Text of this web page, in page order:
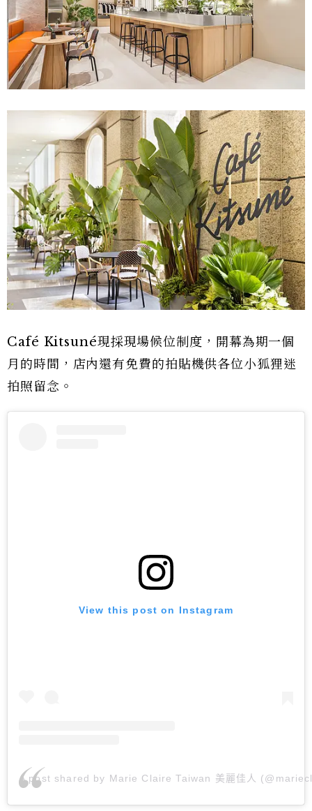
Café Kitsuné現採現場候位制度，開幕為期一個
月的時間，店內還有免費的拍貼機供各位小狐狸迷
拍照留念。
View this post on Instagram
A post shared by Marie Claire Taiwan 美麗佳人